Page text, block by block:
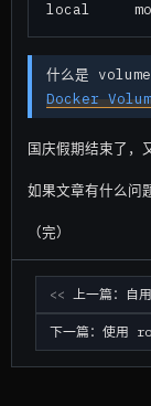
什么是 volume
Docker
国庆假期结束了
如果文章有什么
（完）
上一篇：
下一篇：使用